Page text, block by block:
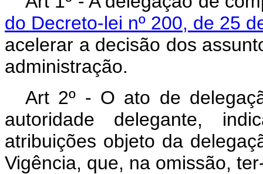
do Decreto-lei nº 200, de 25
acelerar a decisão dos
administração.
Art 2º - O ato de
autoridade delegante,
atribuições objeto da
Vigência, que, na omissão,